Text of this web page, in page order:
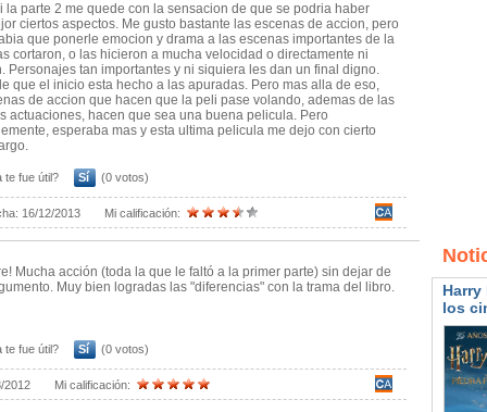
la parte 2 me quede con la sensacion de que se podria haber
ciertos aspectos. Me gusto bastante las escenas de accion, pero
que ponerle emocion y drama a las escenas importantes de la
cortaron, o las hicieron a mucha velocidad o directamente ni
Personajes tan importantes y ni siquiera les dan un final digno.
que el inicio esta hecho a las apuradas. Pero mas alla de eso,
de accion que hacen que la peli pase volando, ademas de las
actuaciones, hacen que sea una buena pelicula. Pero
esperaba mas y esta ultima pelicula me dejo con cierto
te fue útil? Sí (0 votos)
16/12/2013 Mi calificación:
Mucha acción (toda la que le faltó a la primer parte) sin dejar de
Muy bien logradas las "diferencias" con la trama del libro.
te fue útil? Sí (0 votos)
2012 Mi calificación:
los